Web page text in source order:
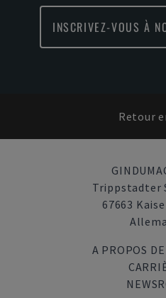
INSCRIVEZ-VOUS À
Retour
Trippstadter
67663
A PROPOS